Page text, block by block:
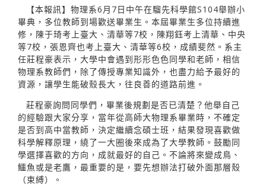
【本報訊】物理系6月7日中午在騮先科學館S104舉辦小
畢典，多位教師到場歡送畢業生。本屆畢業生多位持續進
修，陳于琦考上臺大、清華等7校，陳翔鈺考上清華、中央
等7校，張恩齊也考上臺大、清華等6校，成績斐然。系主
任莊程豪表示，大學中會遇到形形色色同學和老師，相信
物理系教師們，除了傳授專業知識外，也盡力給予最好的
資源，讓學生能破殼長大，往良善的道路前進。
莊程豪詢問同學們，畢業後規劃是否已清楚？他舉自己
的經驗跟大家分享，當年從高師大物理系畢業時，不確定
是否到高中當教師，決定繼續念碩士班，結果發現喜歡做
科學解釋原理，繞了一大圈後來成為了大學教師。鼓勵同
學選擇喜歡的方向，成就最好的自己。不論將來變成鳥、
鱷魚或是老鷹，最重要的是，要先想辦法打破外面那層殼
（束縛）。